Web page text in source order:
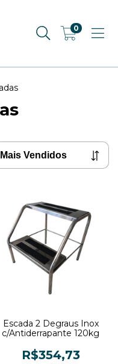
0
Escada 2 Degraus Inox
c/Antiderrapante 120kg
R$354,73